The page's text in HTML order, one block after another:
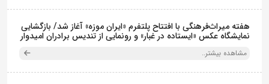
هفته میراث‌فرهنگی با افتتاح پلتفرم «ایران موزه» آغاز شد/ بازگشایی
نمایشگاه عکس «ایستاده در غبار» و رونمایی از تندیس برادران امیدوار
مشاهده بیشتر..